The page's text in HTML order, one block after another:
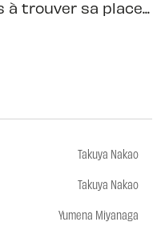
à trouver sa place...
Takuya Nakao
Takuya Nakao
Yumena Miyanaga